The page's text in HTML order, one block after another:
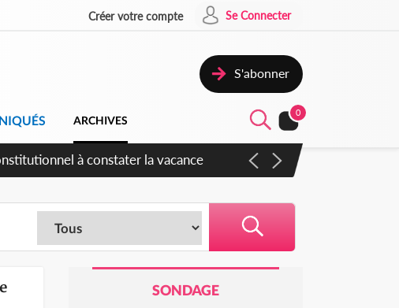
Créer votre compte Se Connecter
S'abonner
ARCHIVES
0
sauvages
SONDAGE